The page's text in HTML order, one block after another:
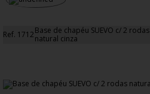
Ref. 1712Base de chapéu SUEVO c/ 2 rodas
natural cinza